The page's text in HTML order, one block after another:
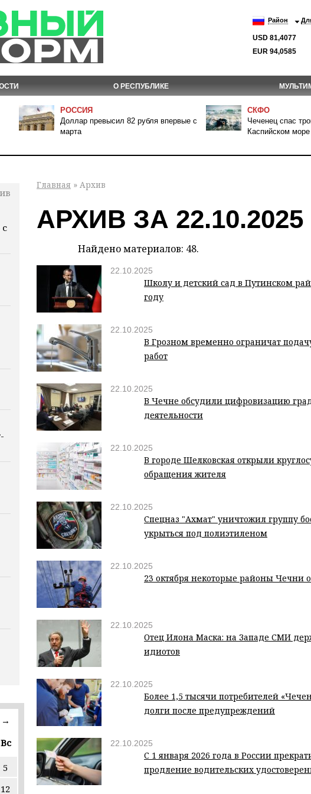
Район
USD 81,4077
EUR 94,0585
О РЕСПУБЛИКЕ
РОССИЯ
Доллар превысил 82 рубля впервые с
марта
СКФО
Чеченец спас
Каспийском море
→
Вс
5
12
Главная » Архив
АРХИВ ЗА 22.10.2025
Найдено материалов: 48.
22.10.2025
Школу и детский сад в Путинском
году
22.10.2025
В Грозном временно ограничат
работ
22.10.2025
В Чечне обсудили цифровизацию
деятельности
22.10.2025
В городе Шелковская открыли
обращения жителя
22.10.2025
Спецназ "Ахмат" уничтожил группу
укрыться под полиэтиленом
22.10.2025
23 октября некоторые районы Чечни
22.10.2025
Отец Илона Маска: на Западе СМИ
идиотов
22.10.2025
Более 1,5 тысячи потребителей
долги после предупреждений
22.10.2025
С 1 января 2026 года в России
продление водительских